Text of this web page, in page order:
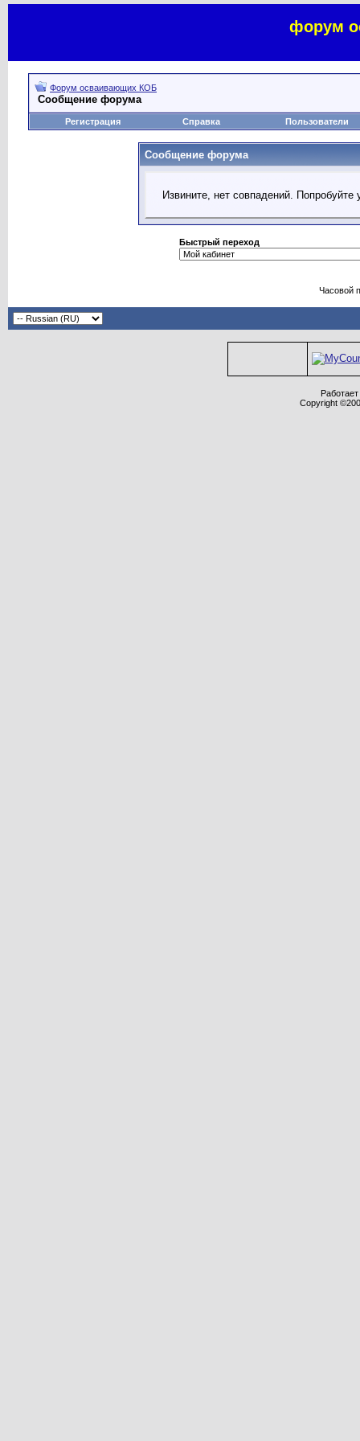
форум
Форум осваивающих КОБ
Сообщение форума
Регистрация Справка Пользователи
Сообщение форума
Извините, нет совпадений.
Быстрый переход
Часовой
Copyright